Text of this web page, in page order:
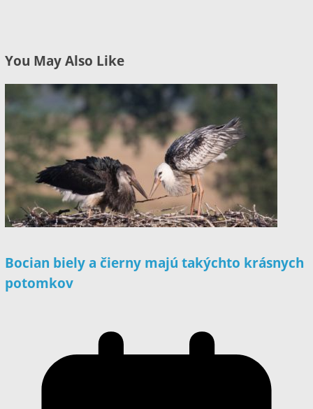
You May Also Like
Bocian biely a čierny majú takýchto krásnych
potomkov